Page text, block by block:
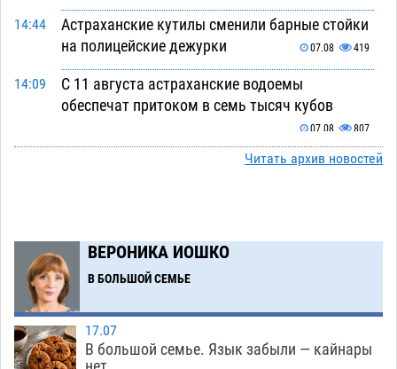
14:44
Астраханские кутилы сменили барные стойки
на полицейские дежурки
07.08 419
14:09
С 11 августа астраханские водоемы
обеспечат притоком в семь тысяч кубов
07.08 807
Астраханский аэропорт попробует отбиться
помойку
11:58
В Астрахани подросток угнал мотоцикл и
похитил чужие мобильник с банковскими
картами
11:20 Астраханцев ждут на парковом газоне с
Читать архив новостей
ВЕРОНИКА ИОШКО
В БОЛЬШОЙ СЕМЬЕ
17.07
В большой семье. Язык забыли — кайнары